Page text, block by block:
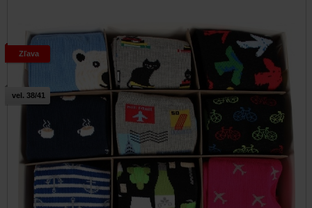
vel. 38/41
Zľava